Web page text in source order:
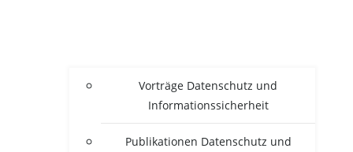
Vor­trä­ge Daten­schutz und
Informationssicherheit
Publi­ka­tio­nen Daten­schutz und